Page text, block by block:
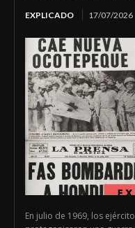
EXPLICADO 17/07/2026
En julio de 1969, los